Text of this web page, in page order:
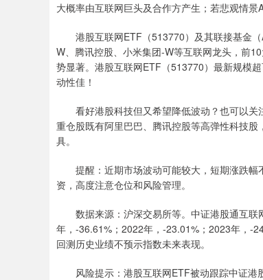
大概率由互联网巨头及合作方产生；若悲观情景
港股互联网ETF（513770）及其联接基金（
W、腾讯控股、小米集团-W等互联网龙头，前
势显著。港股互联网ETF（513770）最新规模
动性佳！
看好港股科技但又希望降低波动？也可以关
重仓股既有阿里巴巴、腾讯控股等高弹性科技
具。
提醒：近期市场波动可能较大，短期涨跌幅
资，高度注意仓位和风险管理。
数据来源：沪深交易所等。中证港股通互联
年，-36.61%；2022年，-23.01%；2023年，-
回测历史业绩不预示指数未来表现。
风险提示：港股互联网ETF被动跟踪中证港